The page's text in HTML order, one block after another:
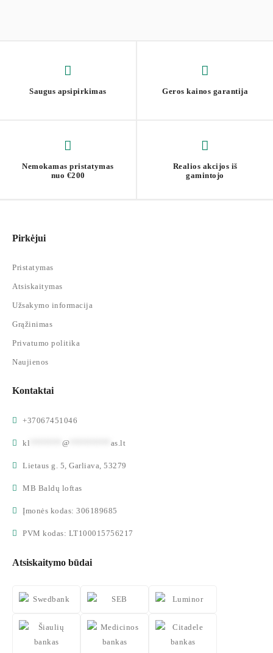
Saugus apsipirkimas Geros kainos garantija
Nemokamas pristatymas
nuo €200
Realios akcijos iš
gamintojo
Pirkėjui
Pristatymas
Atsiskaitymas
Užsakymo informacija
Grąžinimas
Privatumo politika
Naujienos
Kontaktai
+37067451046
kl @ as.lt
Lietaus g. 5, Garliava, 53279
MB Baldų loftas
Įmonės kodas: 306189685
PVM kodas: LT100015756217
Atsiskaitymo būdai